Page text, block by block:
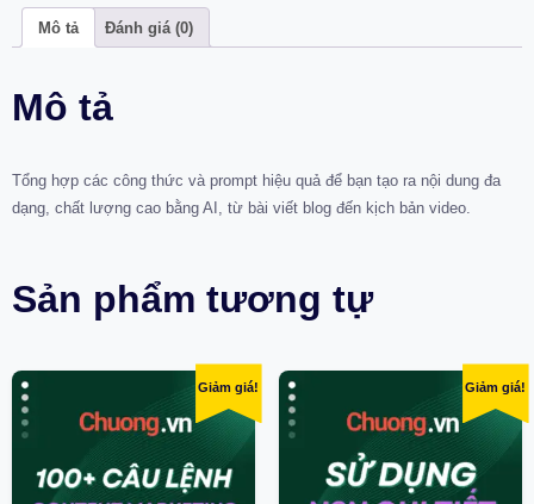
Mô tả Đánh giá (0)
Mô tả
Tổng hợp các công thức và prompt hiệu quả để bạn tạo ra nội dung đa
dạng, chất lượng cao bằng AI, từ bài viết blog đến kịch bản video.
Sản phẩm tương tự
Giảm giá! Giảm giá!